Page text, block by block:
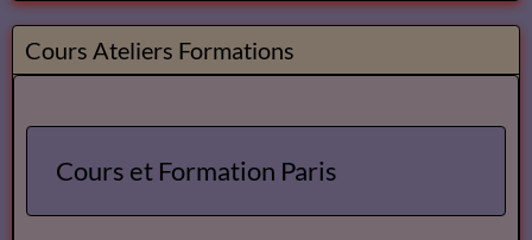
Cours Ateliers Formations
Cours et Formation Paris